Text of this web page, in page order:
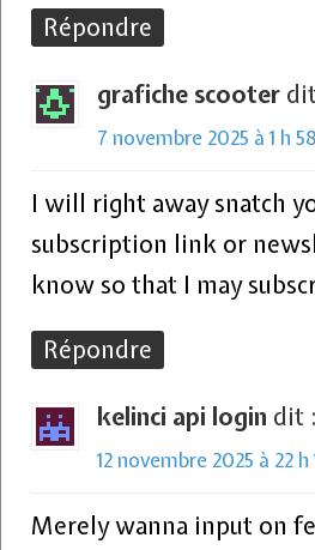
Répondre
grafiche scooter
7 novembre 2025 à 1 h
I will right away snatch
subscription link or
know so that I may
Répondre
kelinci api login dit :
12 novembre 2025 à 22 h
Merely wanna input on